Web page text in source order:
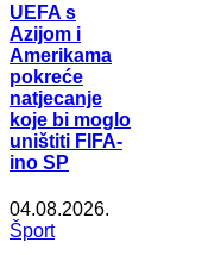
UEFA s
Azijom i
Amerikama
pokreće
natjecanje
koje bi moglo
uništiti FIFA-
ino SP
04.08.2026.
Šport